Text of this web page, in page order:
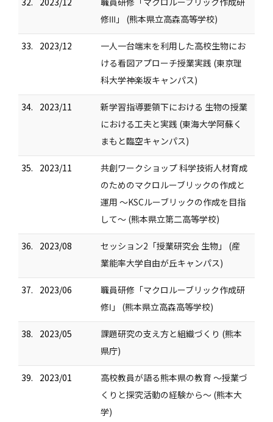
修Ⅲ」 (熊本県立高森高等学校)
33. 2023/12
一人一台端末を利用した高校生物にお
ける看図アプローチ授業実践 (東京理
科大学神楽坂キャンパス)
34. 2023/11
新学習指導要領下における 生物の授業
における工夫と実践 (東海大学阿蘇く
まもと臨空キャンパス)
35. 2023/11
共創ワークショップ 科学技術人材育成
のためのマクロルーブリックの作成と
運用 ～KSCルーブリックの作成を目指
して～ (熊本県立第二高等学校)
36. 2023/08
セッション2「授業研究会 生物」 (産
業能率大学自由が丘キャンパス)
37. 2023/06
職員研修「マクロルーブリック作成研
修Ⅰ」 (熊本県立高森高等学校)
38. 2023/05
課題研究の支え方と組織づくり (熊本
県庁)
39. 2023/01
高校教員が語る熊本県の教育 ～授業づ
くりと探究活動の経験から～ (熊本大
学)